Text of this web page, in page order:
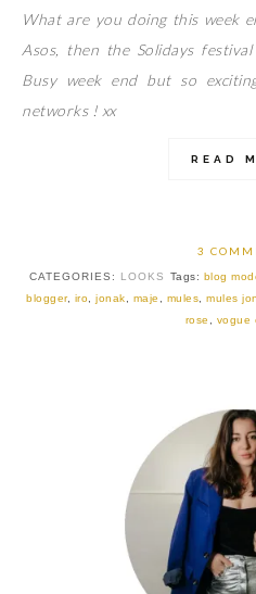
What are you doing this week
Asos, then the Solidays
Busy week end but so
networks ! xx
READ
3
CATEGORIES: LOOKS Tags: blog
blogger, iro,jonak, maje , mules,mules
rose , vogue